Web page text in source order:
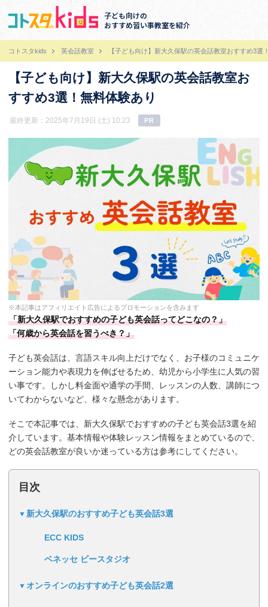
子ども向けの
おすすめ習い事教室を紹介
コトスタkids 英会話教室 【子ども向け】新大久保駅の英会話教室おすすめ3選
【子ども向け】新大久保駅の英会話教室お
すすめ3選！無料体験あり
最終更新：2025年7月19日 (土) 10:23 PR
※本記事はアフィリエイト広告によるプロモーションを含みます
「新大久保駅でおすすめの子ども英会話ってどこなの？」
「何歳から英会話を習うべき？」
子ども英会話は、言語スキル向上だけでなく、お子様のコミュニケ
ーション能力や表現力を伸ばせるため、幼児から小学生に人気の習
い事です。しかし料金面や通学の手間、レッスンの人数、講師につ
いてわからないなど、様々な懸念があります。
そこで本記事では、新大久保駅でおすすめの子ども英会話3選を紹
介しています。基本情報や体験レッスン情報をまとめているので、
どの英会話教室が良いか迷っている方は参考にしてください。
目次
新大久保駅のおすすめ子ども英会話3選
ECC KIDS
ベネッセ ビースタジオ
オンラインのおすすめ子ども英会話2選